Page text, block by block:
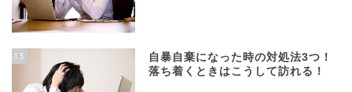
13
自暴自棄になった時の対処法3つ！
落ち着くときはこうして訪れる！